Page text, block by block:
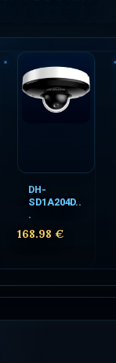
DH-
SD1A204D..
.
168.98 €